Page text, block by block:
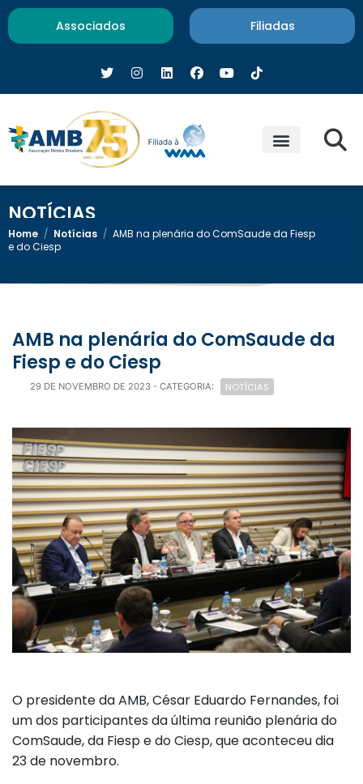
Associados Filiadas
NOTÍCIAS
Home / Notícias / AMB na plenária do ComSaude da Fiesp
e do Ciesp
AMB na plenária do ComSaude da
Fiesp e do Ciesp
29 DE NOVEMBRO DE 2023 - CATEGORIA: NOTÍCIAS
O presidente da AMB, César Eduardo Fernandes, foi
um dos participantes da última reunião plenária do
ComSaude, da Fiesp e do Ciesp, que aconteceu dia
23 de novembro.